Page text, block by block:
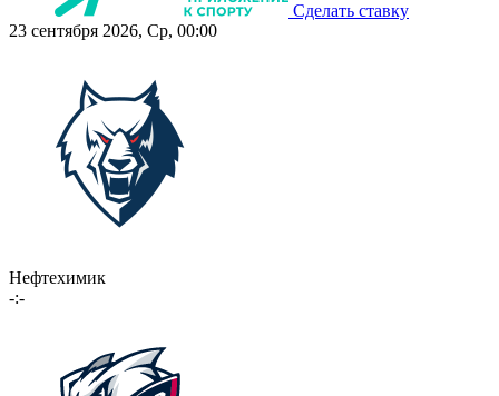
Сделать ставку
23 сентября 2026, Ср, 00:00
Нефтехимик
-:-